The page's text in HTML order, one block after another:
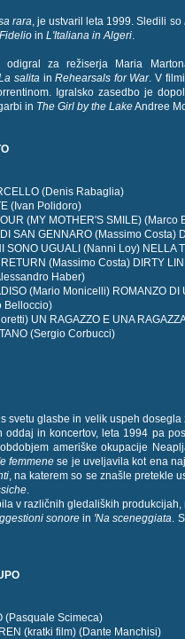
rara, je ustvaril leta 1999. Sledili so
in L'Italiana in Algeri.
odigral za režiserja Maria
salitainRehearsals for War. V
Igralsko zasedbo je
in The Girl by the LakeAndree
(Denis Rabaglia)
(Ivan Polidoro)
(MY MOTHER'S SMILE) (Marco
SAN GENNARO (Massimo Costa)
SONO UGUALI (Nanni Loy) NELLA
(Massimo Costa) DIRTY
Haber)
(Mario Monicelli) ROMANZO
Belloccio)
UN RAGAZZO E UNA
(Sergio Corbucci)
svetu glasbe in velik uspeh dosegla
oddaj in koncertov, leta 1994 pa
ameriške okupacije
femmene se je uveljavila kot ena
, na katerem so se znašle pretekle
.
v različnih gledaliških produkcijah,
sonorein 'Na sceneggiata.
(Pasquale Scimeca)
(kratki film) (Dante Manchisi)